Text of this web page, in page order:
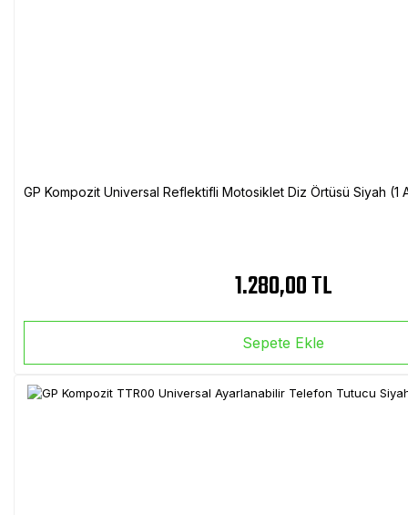
GP Kompozit Universal Reflektifli Motosiklet Diz Örtüsü Siyah
1.280,00 TL
Sepete Ekle